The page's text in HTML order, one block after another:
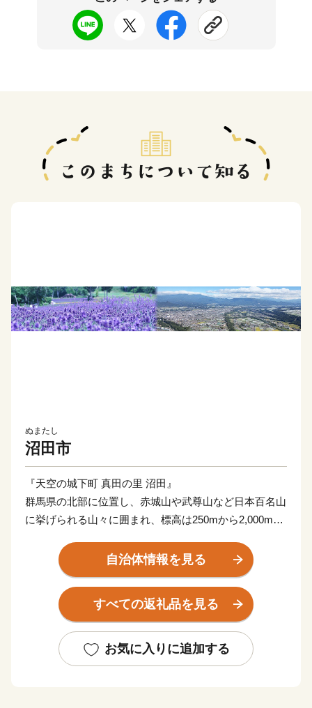
ぬまたし
沼田市
『天空の城下町 真田の里 沼田』
群馬県の北部に位置し、赤城山や武尊山など日本百名山
に挙げられる山々に囲まれ、標高は250mから2,000m余
支流の片品川、薄根川により形成された日本有数の河岸
団段丘上に広がっています。歴史的には真田氏ゆかりの
城下町として栄え、「沼田城址」をはじめ史跡や文化財
が数多く残っています。また、神が開いた伝説の「老神
割の滝」、四季折々の自然が楽しめる「玉原高原」など
の豊かな自然が魅力です。
自治体情報を見る
すべての返礼品を見る
お気に入りに追加する